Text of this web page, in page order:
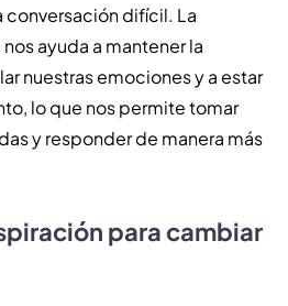
conversación difícil. La
ayuda a mantener la
nuestras emociones y a estar
lo que nos permite tomar
y responder de manera más
para cambiar